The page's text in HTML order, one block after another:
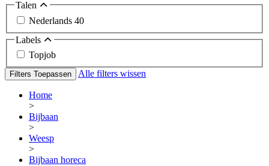
Talen
Nederlands 40
Labels
Topjob
Filters Toepassen Alle filters wissen
Home
>
Bijbaan
>
Weesp
>
Bijbaan horeca